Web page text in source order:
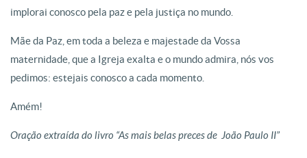
implorai conosco pela paz e pela justiça no mundo.
Mãe da Paz, em toda a beleza e majestade da Vossa
maternidade, que a Igreja exalta e o mundo admira, nós vos
pedimos: estejais conosco a cada momento.
Amém!
Oração extraída do livro “As mais belas preces de João Paulo II”